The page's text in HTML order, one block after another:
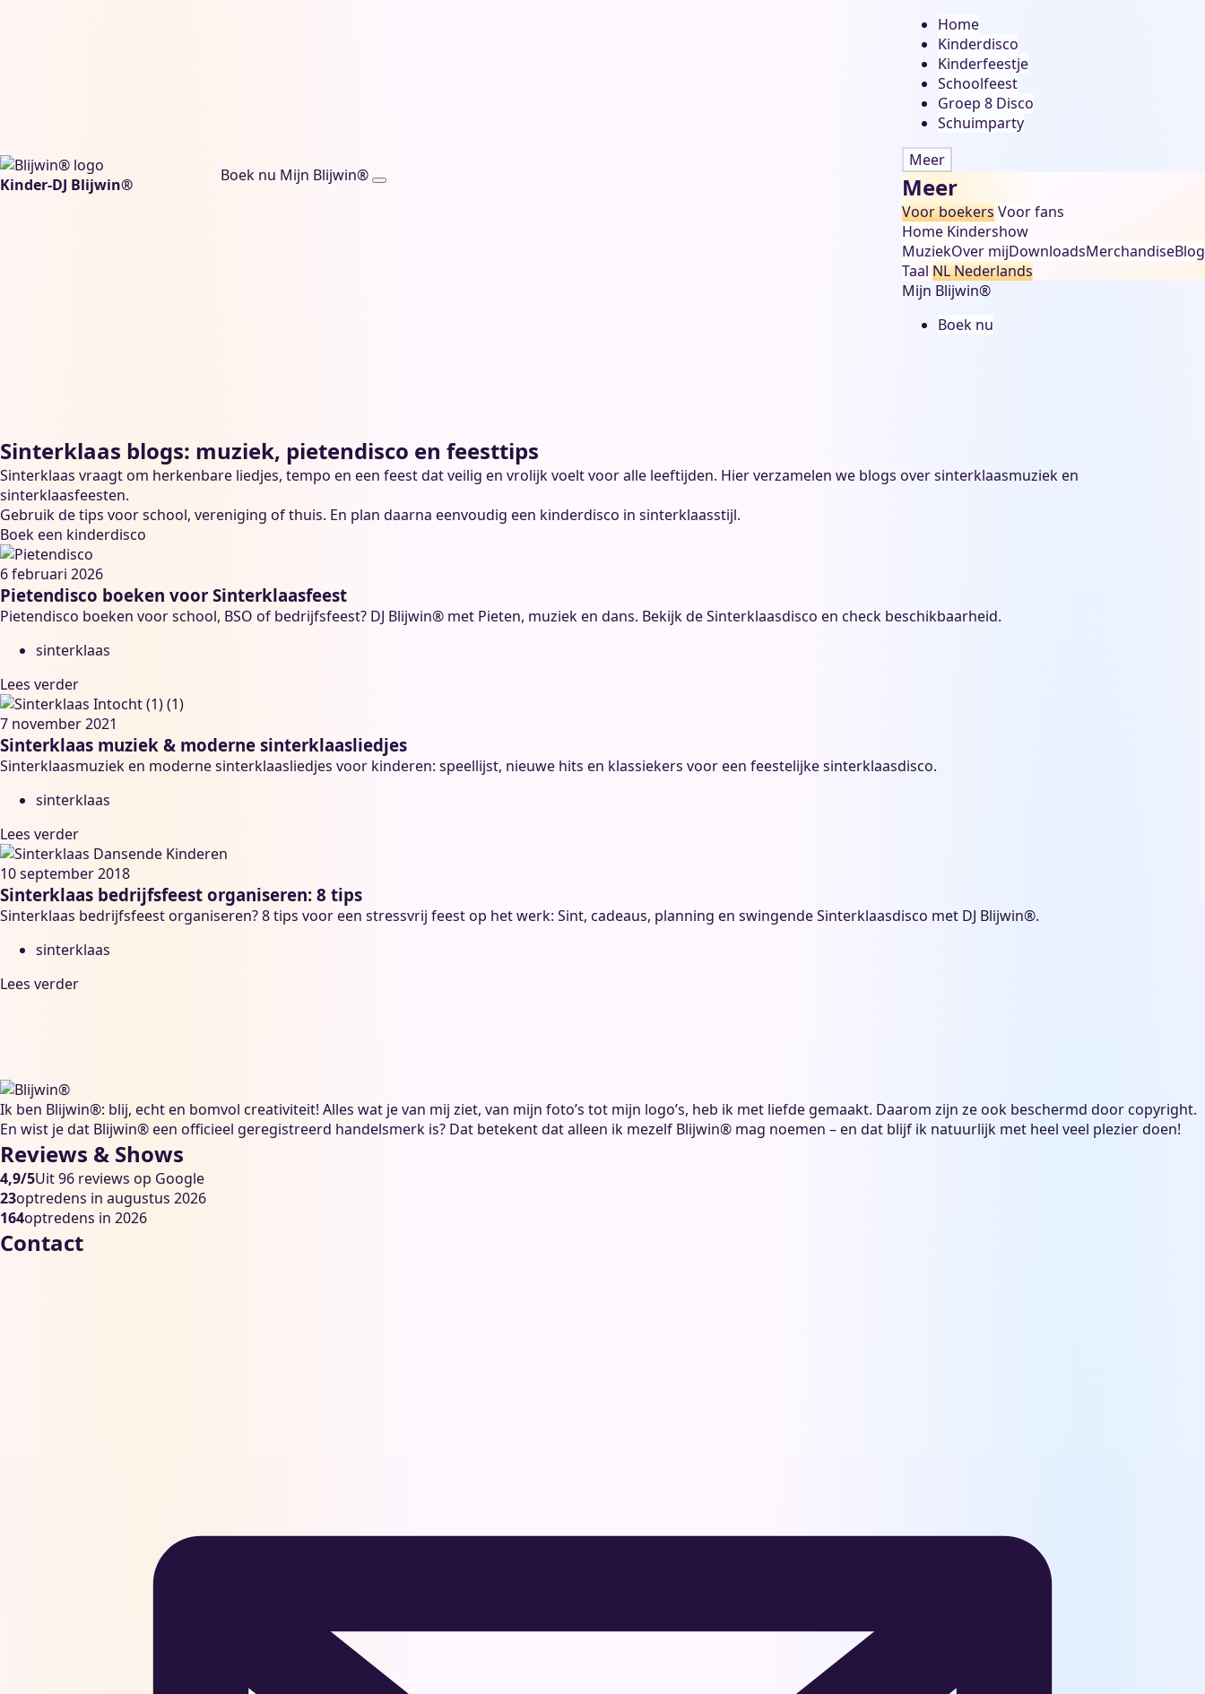
Kinder-DJ Blijwin® Boek nu Mijn Blijwin®
Home
Kinderdisco
Kinderfeestje
Schoolfeest
Groep 8 Disco
Schuimparty
Meer
Meer
Voor boekersVoor fans
Home Kindershow
MuziekOver mijDownloadsMerchandiseBlog
Taal NLNederlands
Mijn Blijwin®
Boek nu
Sinterklaas blogs: muziek, pietendisco en feesttips
Sinterklaas vraagt om herkenbare liedjes, tempo en een feest dat veilig en vrolijk voelt voor alle leeftijden. Hier verzamelen we blogs over sinterklaasmuziek en
sinterklaasfeesten.
Gebruik de tips voor school, vereniging of thuis. En plan daarna eenvoudig een kinderdisco in sinterklaasstijl.
Boek een kinderdisco
6 februari 2026
Pietendisco boeken voor Sinterklaasfeest
Pietendisco boeken voor school, BSO of bedrijfsfeest? DJ Blijwin® met Pieten, muziek en dans. Bekijk de Sinterklaasdisco en check beschikbaarheid.
sinterklaas
Lees verder
7 november 2021
Sinterklaas muziek & moderne sinterklaasliedjes
Sinterklaasmuziek en moderne sinterklaasliedjes voor kinderen: speellijst, nieuwe hits en klassiekers voor een feestelijke sinterklaasdisco.
sinterklaas
Lees verder
10 september 2018
Sinterklaas bedrijfsfeest organiseren: 8 tips
Sinterklaas bedrijfsfeest organiseren? 8 tips voor een stressvrij feest op het werk: Sint, cadeaus, planning en swingende Sinterklaasdisco met DJ Blijwin®.
sinterklaas
Lees verder
Ik ben Blijwin®: blij, echt en bomvol creativiteit! Alles wat je van mij ziet, van mijn foto’s tot mijn logo’s, heb ik met liefde gemaakt. Daarom zijn ze ook beschermd door copyright.
En wist je dat Blijwin® een officieel geregistreerd handelsmerk is? Dat betekent dat alleen ik mezelf Blijwin® mag noemen – en dat blijf ik natuurlijk met heel veel plezier doen!
Reviews & Shows
4,9/5Uit 96 reviews op Google
23optredens in augustus 2026
164optredens in 2026
Contact